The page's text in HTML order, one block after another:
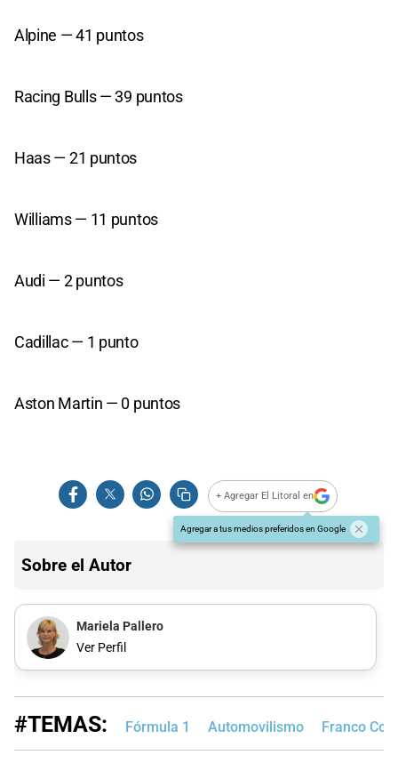
Alpine — 41 puntos
Racing Bulls — 39 puntos
Haas — 21 puntos
Williams — 11 puntos
Audi — 2 puntos
Cadillac — 1 punto
Aston Martin — 0 puntos
+ Agregar El Litoral en
Agregar a tus medios preferidos en Google
Sobre el Autor
Mariela Pallero
Ver Perfil
#TEMAS: Fórmula 1 Automovilismo Franco